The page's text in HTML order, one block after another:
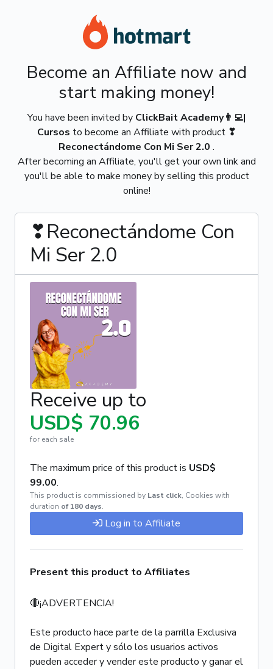
Become an Affiliate now and
start making money!
You have been invited by ClickBait Academy👨‍💻|
Cursos to become an Affiliate with product ❣
Reconectándome Con Mi Ser 2.0 .
After becoming an Affiliate, you'll get your own link and
you'll be able to make money by selling this product
online!
❣Reconectándome Con
Mi Ser 2.0
Receive up to
USD$ 70.96
for each sale
The maximum price of this product is USD$
99.00.
This product is commissioned by Last click, Cookies with
duration of 180 days.
Log in to Affiliate
Present this product to Affiliates
🔴¡ADVERTENCIA!
Este producto hace parte de la parrilla Exclusiva
de Digital Expert y sólo los usuarios activos
pueden acceder y vender este producto y ganar el